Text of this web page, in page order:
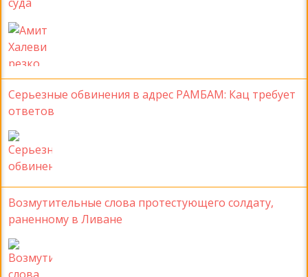
Серьезные обвинения в адрес РАМБАМ: Кац требует
ответов
Возмутительные слова протестующего солдату,
раненному в Ливане